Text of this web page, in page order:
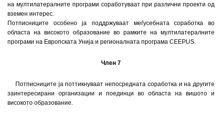
на мултилатералните програми соработуваат при различни проекти од
вземен интерес.
Потписниците особено ја поддржуваат меѓусебната соработка во
областа на високото образование во рамките на мултилатералните
програми на Европската Унија и регионалната програма CEEPUS.
Член 7
Потписниците ја поттикнуваат непосредната соработка и на другите
заинтересирани организации и поединци во областа на вишото и
високото образование.